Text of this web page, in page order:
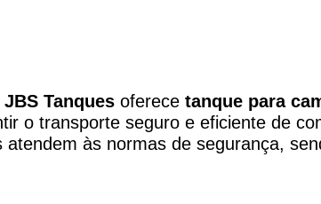
JBS Tanques oferece tanque para
o transporte seguro e eficiente de
às normas de segurança,